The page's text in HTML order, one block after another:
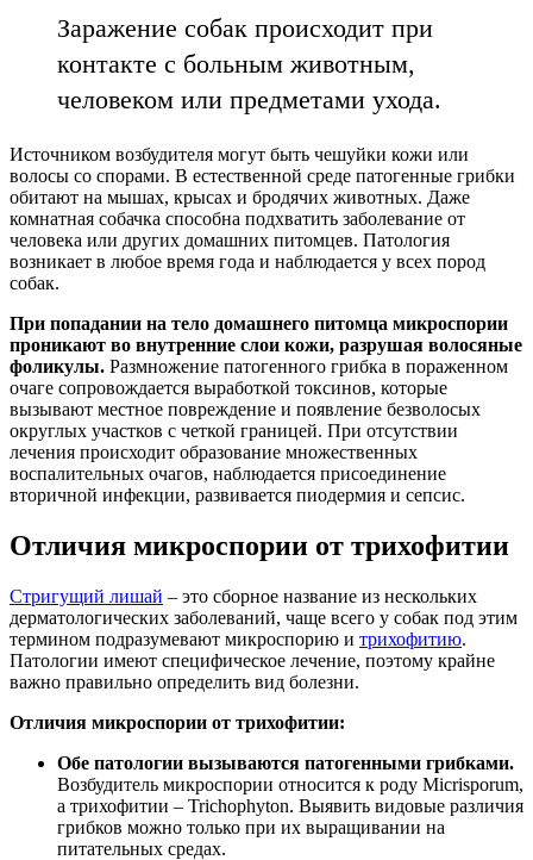
Заражение собак происходит при
контакте с больным животным,
человеком или предметами ухода.
Источником возбудителя могут быть чешуйки кожи или
волосы со спорами. В естественной среде патогенные грибки
обитают на мышах, крысах и бродячих животных. Даже
комнатная собачка способна подхватить заболевание от
человека или других домашних питомцев. Патология
возникает в любое время года и наблюдается у всех пород
собак.
При попадании на тело домашнего питомца микроспории
проникают во внутренние слои кожи, разрушая волосяные
фоликулы. Размножение патогенного грибка в пораженном
очаге сопровождается выработкой токсинов, которые
вызывают местное повреждение и появление безволосых
округлых участков с четкой границей. При отсутствии
лечения происходит образование множественных
воспалительных очагов, наблюдается присоединение
вторичной инфекции, развивается пиодермия и сепсис.
Отличия микроспории от трихофитии
Стригущий лишай – это сборное название из нескольких
дерматологических заболеваний, чаще всего у собак под этим
термином подразумевают микроспорию и трихофитию.
Патологии имеют специфическое лечение, поэтому крайне
важно правильно определить вид болезни.
Отличия микроспории от трихофитии:
Обе патологии вызываются патогенными грибками.
Возбудитель микроспории относится к роду Micrisporum,
а трихофитии – Trichophyton. Выявить видовые различия
грибков можно только при их выращивании на
питательных средах.